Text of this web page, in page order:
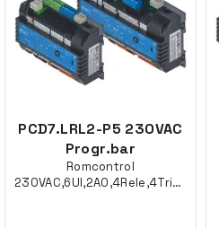
PCD7.LRL2-P5 230VAC
Progr.bar
Romcontrol
230VAC,6UI,2AO,4Rele,4Triac